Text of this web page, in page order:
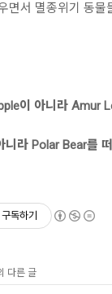
면서 멸종위기 동물
이 아니라 Amur
니라 Polar Bear를
구독하기
다른 글